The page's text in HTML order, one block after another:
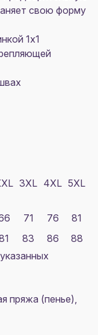
свою форму
1x1
3XL 4XL 5XL
71 76
81
83 86
88
пряжа (пенье),